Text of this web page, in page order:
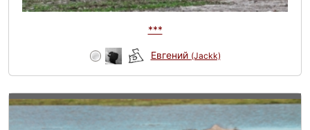
***
Евгений (Jackk)